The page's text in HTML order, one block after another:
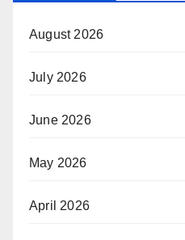
August 2026
July 2026
June 2026
May 2026
April 2026